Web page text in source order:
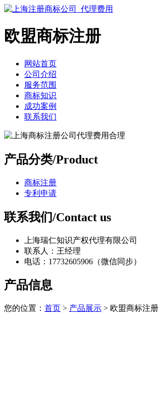
欧盟商标注册
网站首页
公司介绍
服务范围
商标知识
成功案例
联系我们
产品分类/Product
商标注册
专利申请
联系我们/Contact us
上海瑞仁知识产权代理有限公司
联系人：王经理
电话：17732605906（微信同步）
产品信息
您的位置： 首页 > 产品展示 > 欧盟商标注册